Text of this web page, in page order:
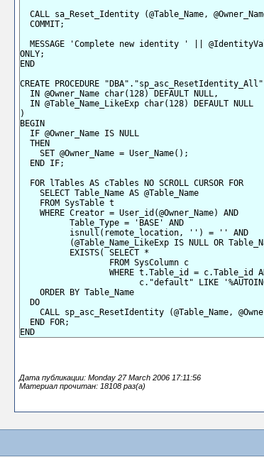
CALL sa_Reset_Identity (@Table_Name,
  COMMIT;
MESSAGE 'Complete new identity ' ||
ONLY;
END
CREATE PROCEDURE
  IN @Owner_Name char(128) DEFAULT NULL,
  IN @Table_Name_LikeExp char(128) DEFAULT NULL
)
BEGIN
  IF @Owner_Name IS NULL
  THEN
    SET @Owner_Name = User_Name();
  END IF;
  FOR lTables AS cTables NO SCROLL CURSOR FOR
    SELECT Table_Name AS @Table_Name
    FROM SysTable t
    WHERE Creator = User_id(@Owner_Name) AND
          Table_Type = 'BASE' AND
          isnull(remote_location, '') = '' AND
(@Table_Name_LikeExp IS NULL OR
          EXISTS( SELECT *
                  FROM SysColumn c
WHERE t.Table_id = c.Table_id
c."default" LIKE
    ORDER BY Table_Name
  DO
CALL sp_asc_ResetIdentity (@Table_Name,
  END FOR;
Дата публикации: Monday 27 March 2006 17:11:56
Материал прочитан: 18108 раз(а)